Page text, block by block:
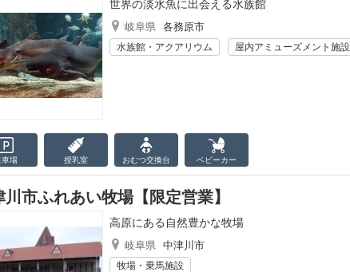
世界の淡水魚に出会える水族館
岐阜県 各務原市
水族館・アクアリウム 屋内アミューズメント施設
車場 授乳室 おむつ交換台 ベビーカー
川市ふれあい牧場【限定営業】
高原にある自然豊かな牧場
岐阜県 中津川市
牧場・乗馬施設